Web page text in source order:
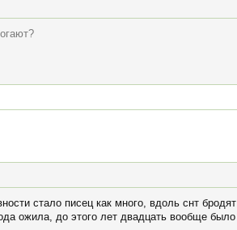
стало писец как много, вдоль снт бродят
ожила, до этого лет двадцать вообще было